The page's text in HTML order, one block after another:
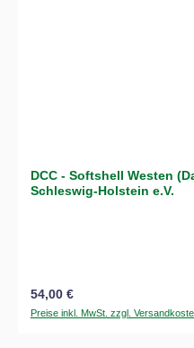
DCC - Softshell Westen
Schleswig-Holstein e.V.
Regulärer Preis:
54,00 €
Preise inkl. MwSt. zzgl.